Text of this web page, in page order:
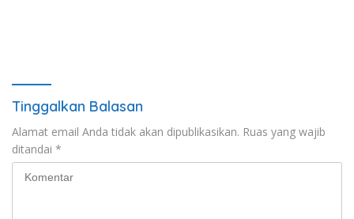
Tinggalkan Balasan
Alamat email Anda tidak akan dipublikasikan. Ruas yang wajib
ditandai *